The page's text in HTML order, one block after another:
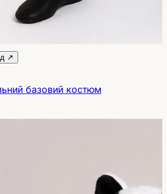
↗
базовий костюм